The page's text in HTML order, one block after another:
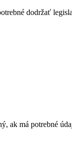
dodržať
ak má potrebné